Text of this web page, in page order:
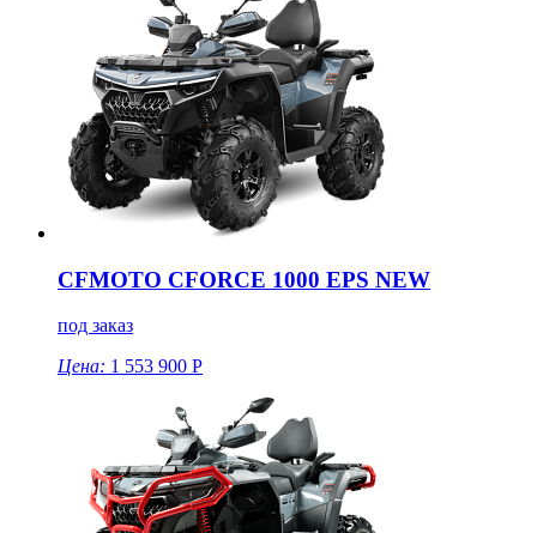
CFMOTO CFORCE 1000 EPS NEW
под заказ
Цена: 1 553 900 Р